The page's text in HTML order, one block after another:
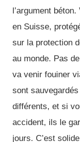
l’argument
en Suisse,
sur la protection
au monde. Pas
va venir fouiner
sont
différents, et si
accident, ils le
jours. C’est